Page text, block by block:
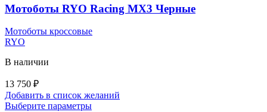
на
странице
товара.
Мотоботы RYO Racing MX3 Черные
Мотоботы кроссовые
RYO
В наличии
13 750 ₽
Добавить в список желаний
Выберите параметрыЭтот